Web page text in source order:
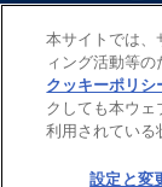
東京海上ミレア少
次
の
一
東
本サイトでは、
ィング活動等
クッキーポリシ
クしても本ウェ
利用されている
設定と変